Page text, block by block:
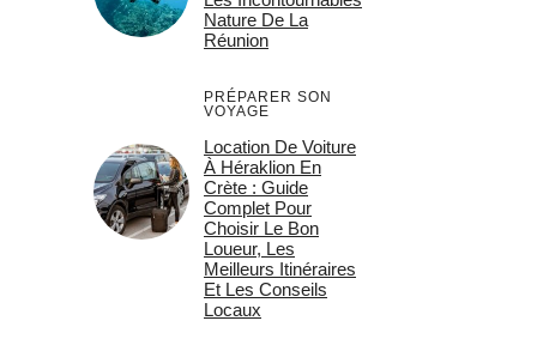
Nature De La
Réunion
PRÉPARER SON
VOYAGE
Location De Voiture
À Héraklion En
Crète : Guide
Complet Pour
Choisir Le Bon
Loueur, Les
Meilleurs Itinéraires
Et Les Conseils
Locaux